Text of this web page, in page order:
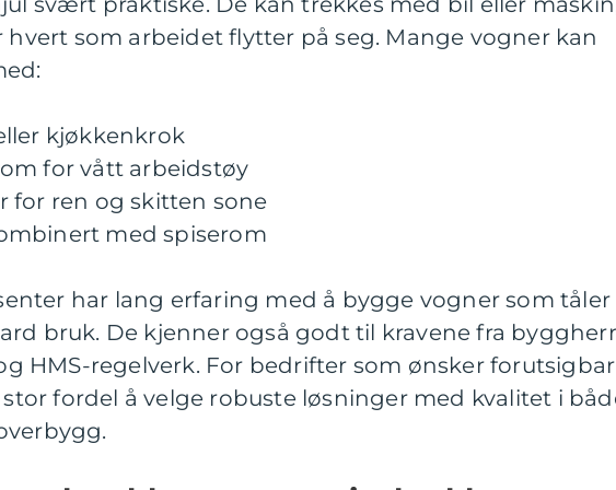
som arbeidet flytter på seg. Mange vogner kan
kjøkkenkrok
for vått arbeidstøy
for ren og skitten sone
med spiserom
har lang erfaring med å bygge vogner som tåler
bruk. De kjenner også godt til kravene fra
HMS-regelverk. For bedrifter som ønsker forutsigbar
fordel å velge robuste løsninger med kvalitet i